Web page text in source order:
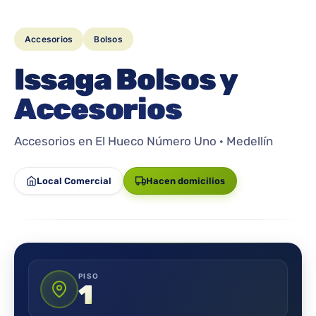
Accesorios Bolsos
Issaga Bolsos y
Accesorios
Accesorios en El Hueco Número Uno · Medellín
Local Comercial Hacen domicilios
PISO
1